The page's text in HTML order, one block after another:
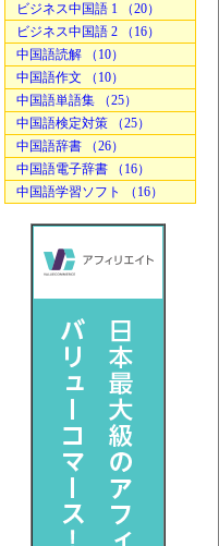
ビジネス中国語 1 （20）
ビジネス中国語 2 （16）
中国語読解 （10）
中国語作文 （10）
中国語単語集 （25）
中国語検定対策 （25）
中国語辞書 （26）
中国語電子辞書 （16）
中国語学習ソフト （16）